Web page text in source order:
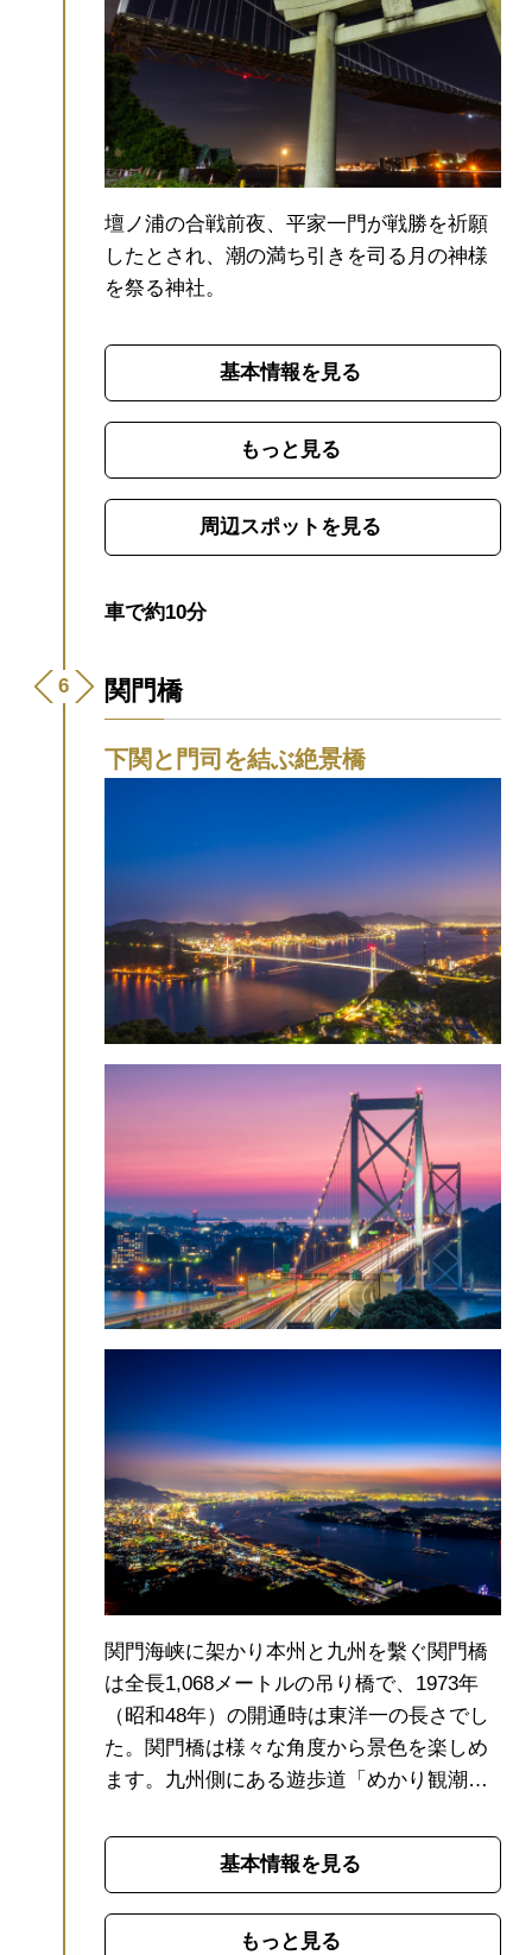
壇ノ浦の合戦前夜、平家一門が戦勝を祈願
したとされ、潮の満ち引きを司る月の神様
を祭る神社。
基本情報を見る
もっと見る
周辺スポットを見る
車で約10分
関門橋
下関と門司を結ぶ絶景橋
関門海峡に架かり本州と九州を繫ぐ関門橋
は全長1,068メートルの吊り橋で、1973年
（昭和48年）の開通時は東洋一の長さでし
た。 関門橋は様々な角度から景色を楽しめ
ます。九州側にある遊歩道「めかり観潮遊
望台に登れば関門海峡の景色をまるごと楽
しめます。夜景観賞のクルーズ船も出てい
ってみるのも海の上からしか楽しめない貴
基本情報を見る
もっと見る